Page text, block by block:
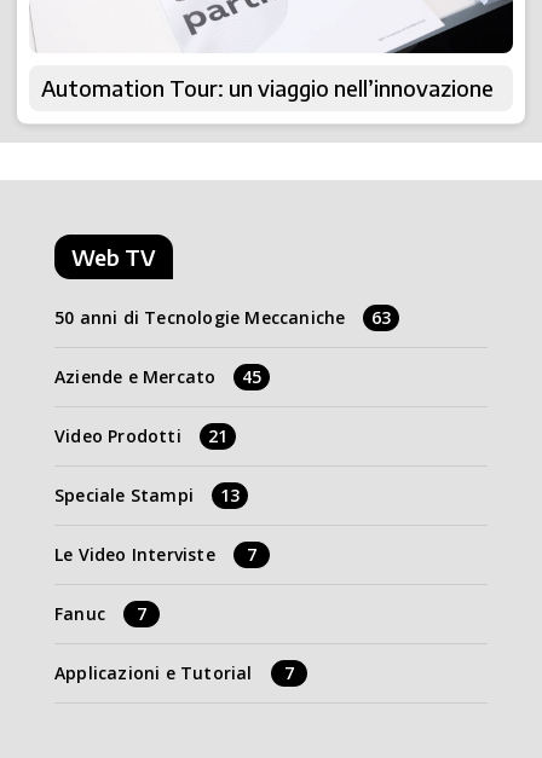
Automation Tour: un viaggio nell’innovazione
Web TV
50 anni di Tecnologie Meccaniche 63
Aziende e Mercato 45
Video Prodotti 21
Speciale Stampi 13
Le Video Interviste 7
Fanuc 7
Applicazioni e Tutorial 7